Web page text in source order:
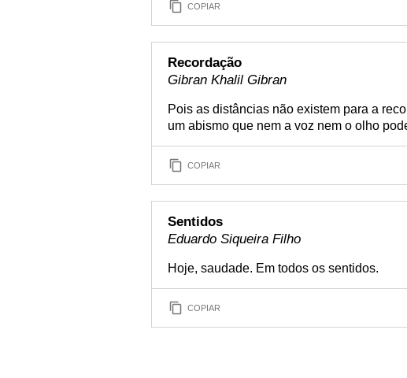
COPIAR
Recordação
Gibran Khalil Gibran
Pois as distâncias não existem para a
um abismo que nem a voz nem o olho
COPIAR
Sentidos
Eduardo Siqueira Filho
Hoje, saudade. Em todos os sentidos.
COPIAR